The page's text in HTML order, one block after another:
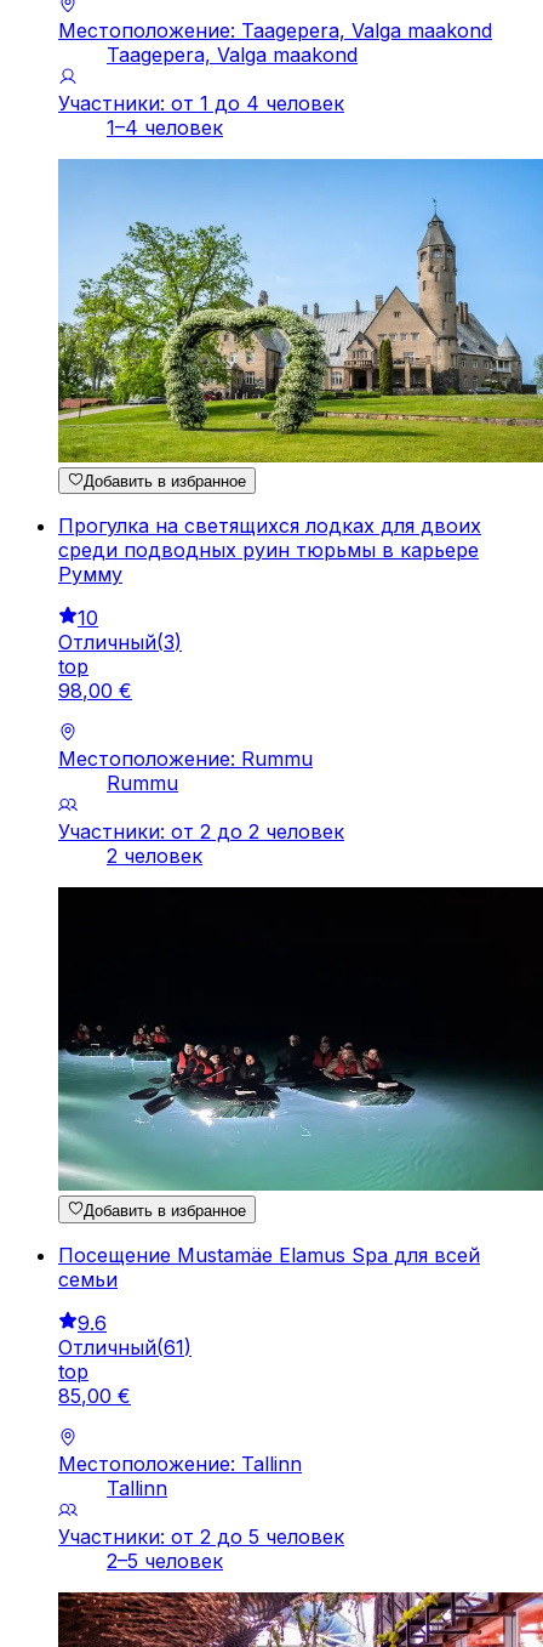
Местоположение: Taagepera, Valga maakond
Taagepera, Valga maakond
Участники: от 1 до 4 человек
1–4 человек
Добавить в избранное
Прогулка на светящихся лодках для двоих
среди подводных руин тюрьмы в карьере
Румму
10
Отличный(3)
top
98,00 €
Местоположение: Rummu
Rummu
Участники: от 2 до 2 человек
2 человек
Добавить в избранное
Посещение Mustamäe Elamus Spa для всей
семьи
9.6
Отличный(61)
top
85,00 €
Местоположение: Tallinn
Tallinn
Участники: от 2 до 5 человек
2–5 человек